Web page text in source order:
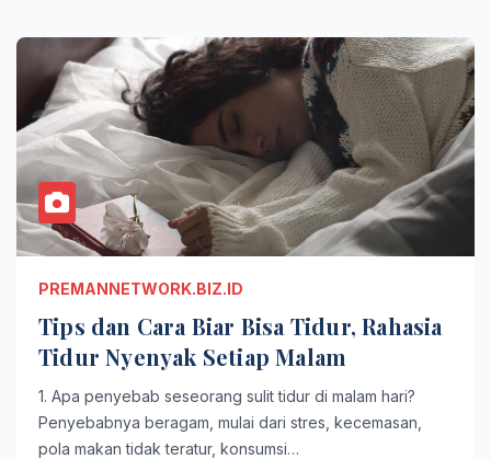
PREMANNETWORK.BIZ.ID
Tips dan Cara Biar Bisa Tidur, Rahasia
Tidur Nyenyak Setiap Malam
1. Apa penyebab seseorang sulit tidur di malam hari?
Penyebabnya beragam, mulai dari stres, kecemasan,
pola makan tidak teratur, konsumsi…